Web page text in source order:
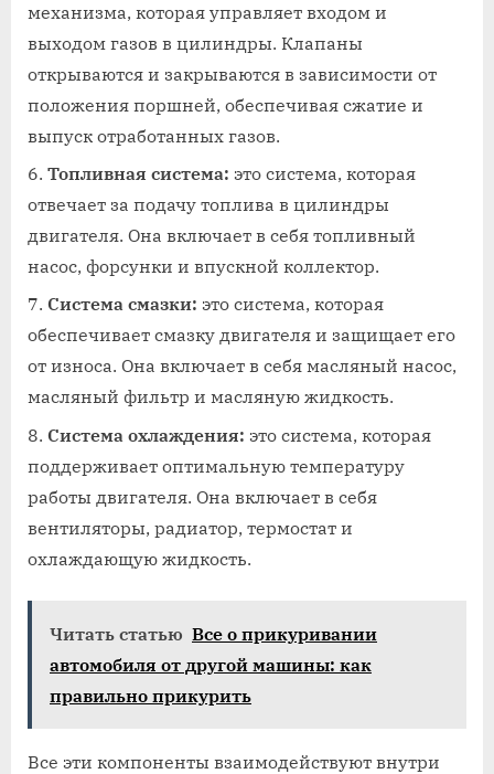
механизма, которая управляет входом и
выходом газов в цилиндры. Клапаны
открываются и закрываются в зависимости от
положения поршней, обеспечивая сжатие и
выпуск отработанных газов.
Топливная система: это система, которая
отвечает за подачу топлива в цилиндры
двигателя. Она включает в себя топливный
насос, форсунки и впускной коллектор.
Система смазки: это система, которая
обеспечивает смазку двигателя и защищает его
от износа. Она включает в себя масляный насос,
масляный фильтр и масляную жидкость.
Система охлаждения: это система, которая
поддерживает оптимальную температуру
работы двигателя. Она включает в себя
вентиляторы, радиатор, термостат и
охлаждающую жидкость.
Читать статью Все о прикуривании
автомобиля от другой машины: как
правильно прикурить
Все эти компоненты взаимодействуют внутри